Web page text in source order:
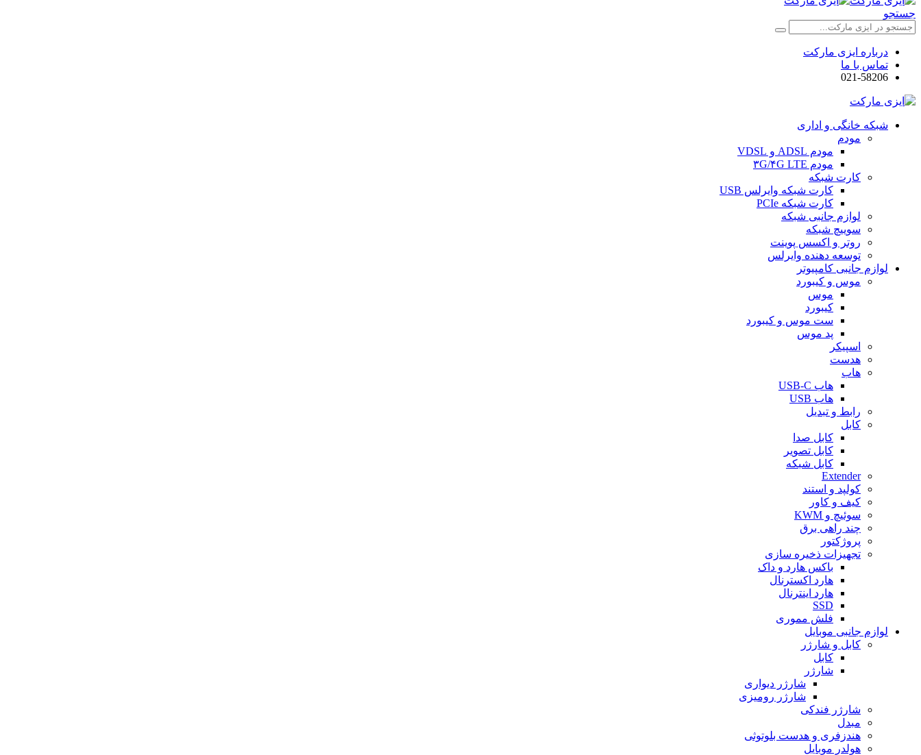
جستجو
درباره ایزی مارکت
تماس با ما
021-58206
شبکه خانگی و اداری
مودم
مودم ADSL و VDSL
مودم ۳G/۴G LTE
کارت شبکه
کارت شبکه وایرلس USB
کارت شبکه PCIe
لوازم جانبی شبکه
سوییچ شبکه
روتر و اکسس پوینت
توسعه دهنده وایرلس
لوازم جانبی کامپیوتر
موس و کیبورد
موس
کیبورد
ست موس و کیبورد
پد موس
اسپیکر
هدست
هاب
هاب USB-C
هاب USB
رابط و تبدیل
کابل
کابل صدا
کابل تصویر
کابل شبکه
Extender
کولپد و استند
کیف و کاور
سوئیچ و KWM
چند راهی برق
پروژکتور
تجهیزات ذخیره سازی
باکس هارد و داک
هارد اکسترنال
هارد اینترنال
SSD
فلش مموری
لوازم جانبی موبایل
کابل و شارژر
کابل
شارژر
شارژر دیواری
شارژر رومیزی
شارژر فندکی
مبدل
هندزفری و هدست بلوتوثی
هولدر موبایل